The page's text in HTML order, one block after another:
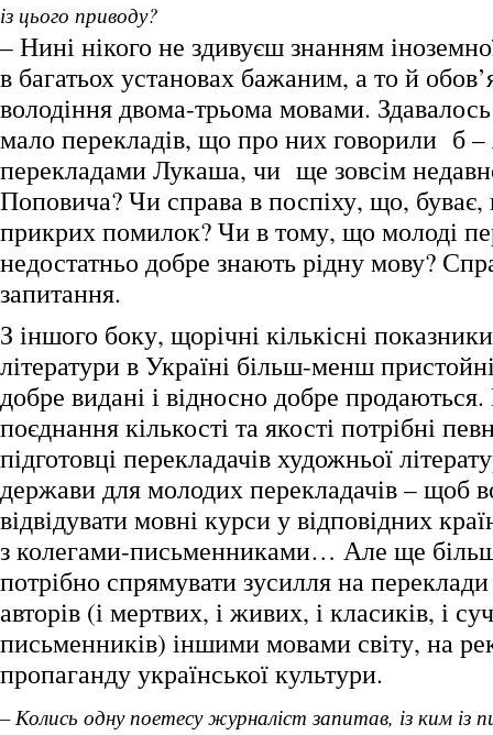
із цього приводу?
– Нині нікого не здивуєш знанням
в багатьох установах бажаним, а то й
володіння двома-трьома мовами.
мало перекладів, що про них говорили б –
перекладами Лукаша, чи ще зовсім
Поповича? Чи справа в поспіху, що, буває,
прикрих помилок? Чи в тому, що молоді
недостатньо добре знають рідну мову?
запитання.
З іншого боку, щорічні кількісні
літератури в Україні більш-менш
добре видані і відносно добре
поєднання кількості та якості потрібні
підготовці перекладачів художньої
держави для молодих перекладачів – щоб
відвідувати мовні курси у відповідних
з колегами-письменниками… Але ще
потрібно спрямувати зусилля на
авторів (і мертвих, і живих, і класиків, і
письменників) іншими мовами світу, на
пропаганду української культури.
– Колись одну поетесу журналіст запитав, із ким із